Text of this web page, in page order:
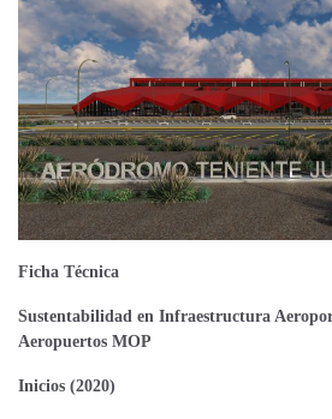
Ficha Técnica
Sustentabilidad en Infraestructura
Aeropuertos MOP
Inicios (2020)